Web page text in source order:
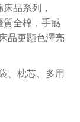
品系列，
質全棉，手感
品更顯色澤亮
、枕芯、多用